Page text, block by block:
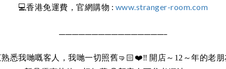
💻香港免運費，官網購物 : www.stranger-room.com
悉我哋嘅客人，我哋一切照舊🤜🏻❤️‼️ 開店～12～年的老朋